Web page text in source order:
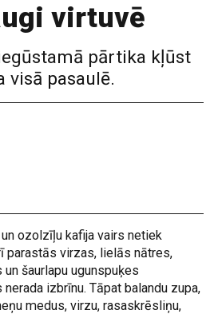
virtuvē
pārtika kļūst
visā pasaulē.
ozolzīļu kafija vairs netiek
parastās virzas, lielās nātres,
šaurlapu ugunspuķes
izbrīnu. Tāpat balandu zupa,
medus, virzu, rasaskrēsliņu,